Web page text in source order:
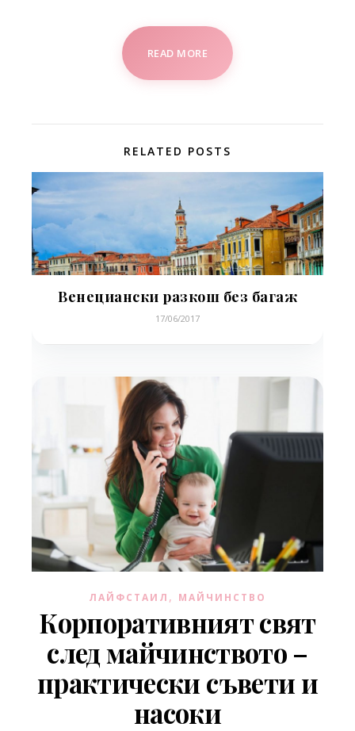
READ MORE
RELATED POSTS
Венециански разкош без багаж
17/06/2017
ЛАЙФСТАИЛ , МАЙЧИНСТВО
Корпоративният свят
след майчинството –
практически съвети и
насоки